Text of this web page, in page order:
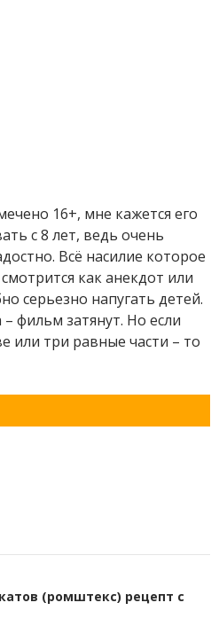
16+, мне кажется его
с 8 лет, ведь очень
Всё насилие которое
как анекдот или
серьезно напугать детей.
фильм затянут. Но если
или три равные части – то
(ромштекс) рецепт с